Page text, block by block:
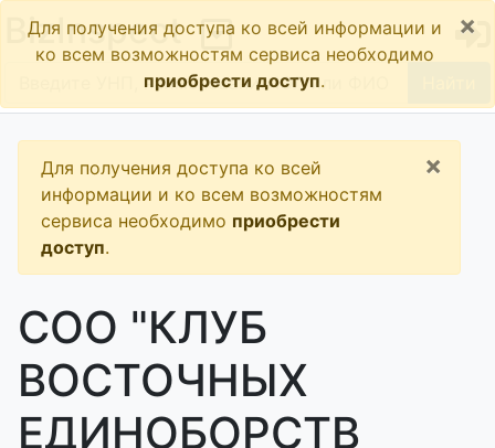
BizInspect
Для получения доступа ко всей информации и
ко всем возможностям сервиса необходимо
приобрести доступ.
×
Для получения доступа ко всей
информации и ко всем возможностям
сервиса необходимо приобрести
доступ.
×
СОО "КЛУБ
ВОСТОЧНЫХ
ЕДИНОБОРСТВ